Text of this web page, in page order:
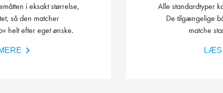
i eksakt størrelse,
så den matcher
helt efter eget ønske.
Alle standardtyper
De tilgængelige
matche
LÆS